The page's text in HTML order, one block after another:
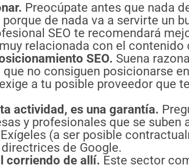
Preocúpate antes que nada
de nada va a servirte un
SEO te recomendará
relacionada con el contenido
SEO. Suena
no consiguen posicionarse
a tu posible proveedor que
actividad, es una garantía.
y profesionales que se
(a ser posible
de Google.
corriendo de allí. Este sector